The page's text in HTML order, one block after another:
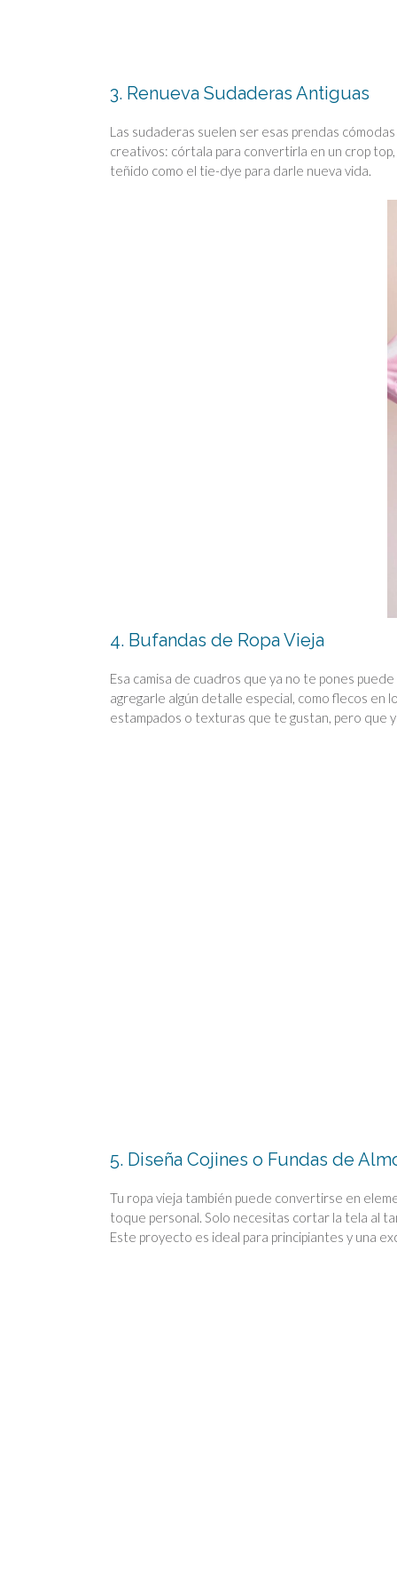
3. Renueva Sudaderas Antiguas
Las sudaderas suelen ser esas prendas
creativos: córtala para convertirla en un crop
teñido como el tie-dye para darle nueva vida.
4. Bufandas de Ropa Vieja
Esa camisa de cuadros que ya no te pones
agregarle algún detalle especial, como flecos
estampados o texturas que te gustan, pero que
5. Diseña Cojines o Fundas de
Tu ropa vieja también puede convertirse en
toque personal. Solo necesitas cortar la tela al
Este proyecto es ideal para principiantes y una